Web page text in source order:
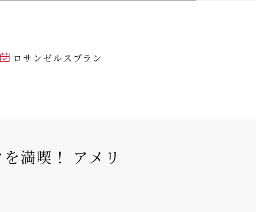
ロサンゼルスプラン
満喫！ アメリ